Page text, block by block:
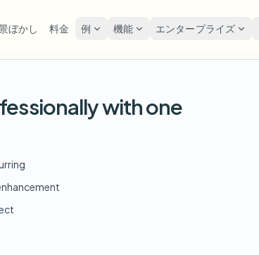
ぼかし 料金 例 機能 エンタープライズ
ナンバープレートを
ぼかす
FAST
Frame-by-frame tracking
写真
Blur
Team-
AI voice
ー 大量バッ
一括ナ
フリート
高スルー
Free video
Browse by
顔をぼかす
Frame-by-frame face tracking
Dashcam & street footage
with one